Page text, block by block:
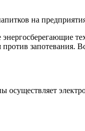
на
запотевания.
осуществляет